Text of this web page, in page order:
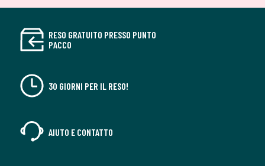
RESO GRATUITO PRESSO PUNTO
PACCO
30 GIORNI PER IL RESO!
AIUTO E CONTATTO